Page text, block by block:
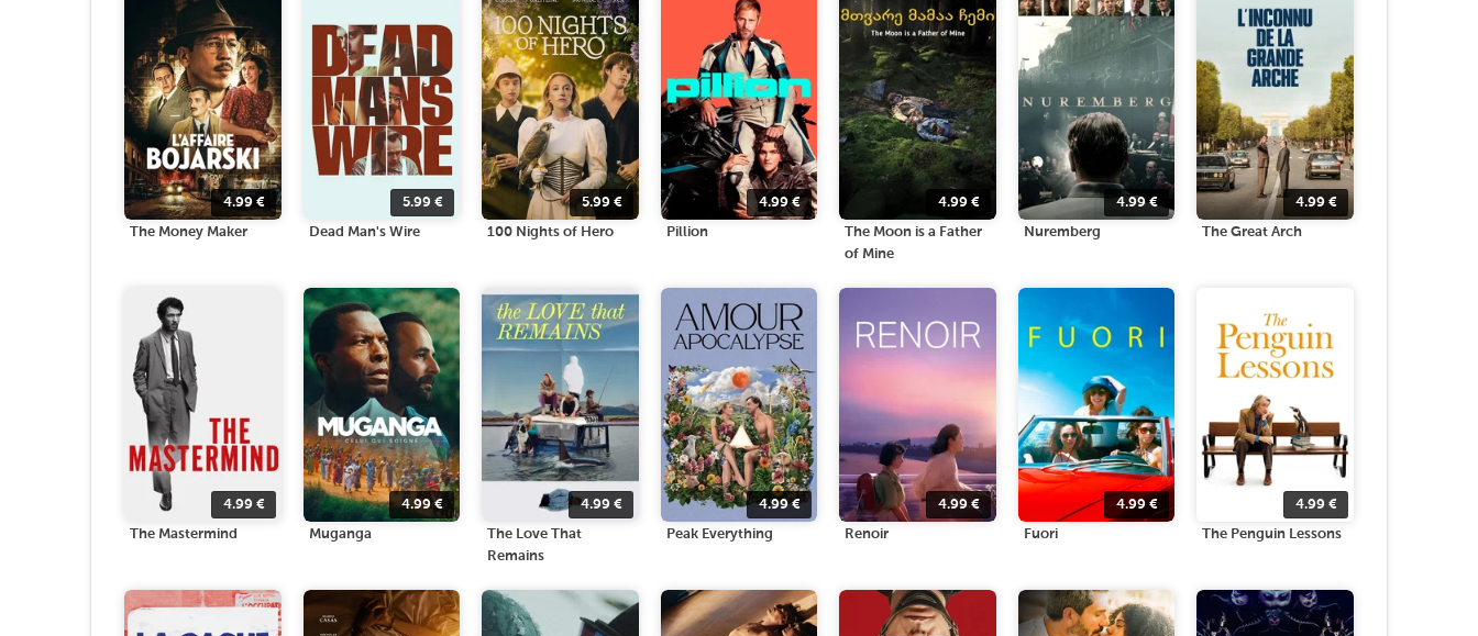
4.99€
The Money Maker
5.99 €
Dead Man's Wire
5.99€
100 Nights of Hero
4.99€
Pillion
4.99€
The Moon is a Father
of Mine
4.99€
Nuremberg
4.99€
The Great Arch
4.99€
The Mastermind
4.99€
Muganga
4.99€
The Love That
Remains
4.99€
Peak Everything
4.99€
Renoir
4.99 €
Fuori
4.99€
The Penguin Lessons